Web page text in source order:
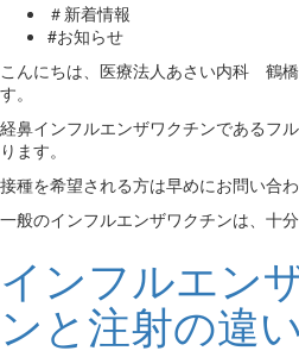
＃新着情報
#お知らせ
こんにちは、医療法人あさい内科 鶴
す。
経鼻インフルエンザワクチンであるフ
ります。
接種を希望される方は早めにお問い合わ
一般のインフルエンザワクチンは、十
インフルエン
ンと注射の違